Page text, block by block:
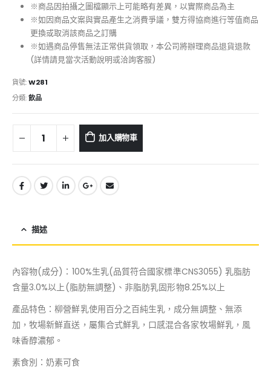
※商品因拍攝之圖檔顯示上可能略有差異，以實際商品為主
※如因商品文案與實品產生之消費爭議，雙方得協商進行等值商品
更換或取消該商品之訂購
※如遇商品停售無法正常供貨領取，本公司將辦理商品退貨退款
(詳情請見當次活動說明或洽詢客服)
貨號:W281
分類:飲品
加入購物車
描述
內容物(成分)：100%生乳(品質符合國家標準CNS3055) 乳脂肪
含量3.0%以上(脂肪無調整)、非脂肪乳固形物8.25%以上
產品特色：柳營鮮乳使用百分之百純生乳，成分無調整、無添
加，牧場新鮮直送，屬集合式鮮乳，口感混合各家牧場鮮乳，風
味香醇濃郁。
素食別：奶素可食